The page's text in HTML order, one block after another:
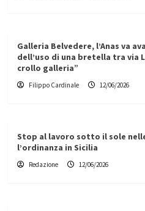
Galleria Belvedere, l’Anas va
dell’uso di una bretella tra via
crollo galleria”
Filippo Cardinale 12/06/2026
Stop al lavoro sotto il sole
l’ordinanza in Sicilia
Redazione 12/06/2026